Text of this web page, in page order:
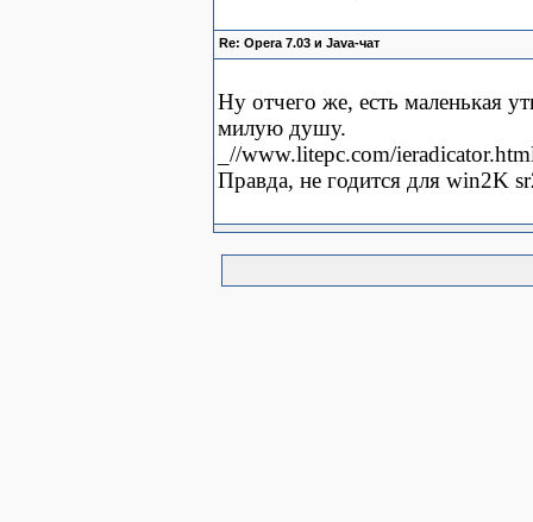
Re: Opera 7.03 и Java-чат
Ну отчего же, есть маленькая
милую душу.
_//www.litepc.com/
Правда, не годится для win2K